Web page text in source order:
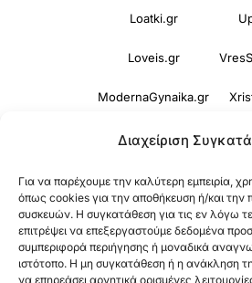
Διαχείριση
Για να παρέχουμε την καλύτερη εμπειρία,
όπως cookies για την αποθήκευση ή/και την
συσκευών. Η συγκατάθεση για τις εν λόγω
επιτρέψει να επεξεργαστούμε δεδομένα
συμπεριφορά περιήγησης ή μοναδικά
ιστότοπο. Η μη συγκατάθεση ή η ανάκληση
να επηρεάσει αρνητικά ορισμένες
Loatki.gr
Loveis.gr
ModernaGynaika.gr
OikonomiaPlus.gr
Oikotropia.gr
Perepet.gr